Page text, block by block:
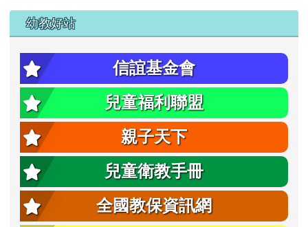
幼教好站
信誼基金會
兒童福利聯盟
親子天下
兒童衛教手冊
全國教保資訊網